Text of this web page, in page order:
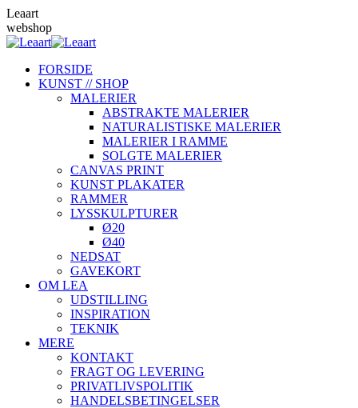
Skip
to
content
Leaart
webshop
FORSIDE
KUNST // SHOP
MALERIER
ABSTRAKTE MALERIER
NATURALISTISKE MALERIER
MALERIER I RAMME
SOLGTE MALERIER
CANVAS PRINT
KUNST PLAKATER
RAMMER
LYSSKULPTURER
Ø20
Ø40
NEDSAT
GAVEKORT
OM LEA
UDSTILLING
INSPIRATION
TEKNIK
MERE
KONTAKT
FRAGT OG LEVERING
PRIVATLIVSPOLITIK
HANDELSBETINGELSER